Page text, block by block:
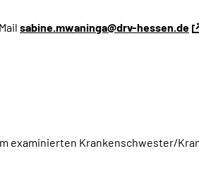
sabine.mwaninga@drv-hessen.de
examinierten Krankenschwester/